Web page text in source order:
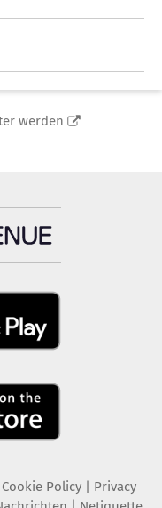
werden
Cookie Policy| Privacy